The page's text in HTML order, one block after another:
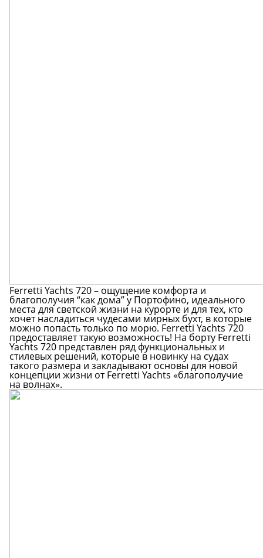
Ferretti Yachts 720 – ощущение комфорта и
благополучия “как дома” у Портофино, идеального
места для светской жизни на курорте и для тех, кто
хочет насладиться чудесами мирных бухт, в которые
можно попасть только по морю. Ferretti Yachts 720
предоставляет такую возможность! На борту Ferretti
Yachts 720 представлен ряд функциональных и
стилевых решений, которые в новинку на судах
такого размера и закладывают основы для новой
концепции жизни от Ferretti Yachts «благополучие
на волнах».